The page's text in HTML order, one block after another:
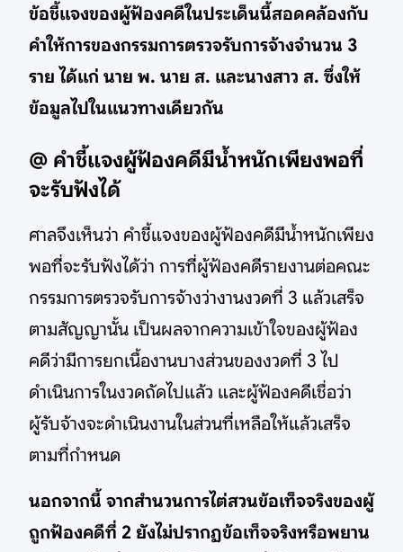
ข้อชี้แจงของผู้ฟ้องคดีในประเด็นนี้สอดคล้องกับ
คำให้การของกรรมการตรวจรับการจ้างจำนวน 3
ราย ได้แก่ นาย พ. นาย ส. และนางสาว ส. ซึ่งให้
ข้อมูลไปในแนวทางเดียวกัน
@ คำชี้แจงผู้ฟ้องคดีมีน้ำหนักเพียงพอที่
จะรับฟังได้
ศาลจึงเห็นว่า คำชี้แจงของผู้ฟ้องคดีมีน้ำหนักเพียง
พอที่จะรับฟังได้ว่า การที่ผู้ฟ้องคดีรายงานต่อคณะ
กรรมการตรวจรับการจ้างว่างานงวดที่ 3 แล้วเสร็จ
ตามสัญญานั้น เป็นผลจากความเข้าใจของผู้ฟ้อง
คดีว่ามีการยกเนื้องานบางส่วนของงวดที่ 3 ไป
ดำเนินการในงวดถัดไปแล้ว และผู้ฟ้องคดีเชื่อว่า
ผู้รับจ้างจะดำเนินงานในส่วนที่เหลือให้แล้วเสร็จ
ตามที่กำหนด
นอกจากนี้ จากสำนวนการไต่สวนข้อเท็จจริงของผู้
ถูกฟ้องคดีที่ 2 ยังไม่ปรากฏข้อเท็จจริงหรือพยาน